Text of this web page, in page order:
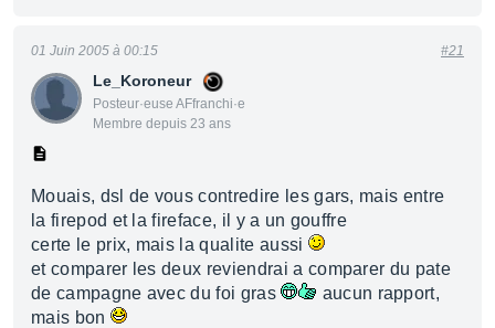
Le_Koroneur
Posteur·euse AFfranchi·e
Membre depuis 23 ans
01 Juin 2005 à 00:15 #21
Mouais, dsl de vous contredire les gars, mais entre
la firepod et la fireface, il y a un gouffre
certe le prix, mais la qualite aussi
et comparer les deux reviendrai a comparer du pate
de campagne avec du foi gras
aucun rapport,
mais bon